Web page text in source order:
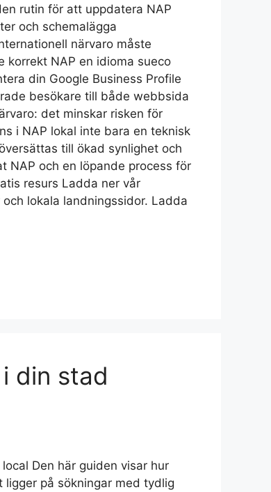
rutin för att uppdatera NAP
och schemalägga
närvaro måste
korrekt NAP en idioma sueco
din Google Business Profile
besökare till både webbsida
det minskar risken för
i NAP lokal inte bara en teknisk
till ökad synlighet och
NAP och en löpande process för
resurs Ladda ner vår
lokala landningssidor. Ladda
din stad
Den här guiden visar hur
på sökningar med tydlig